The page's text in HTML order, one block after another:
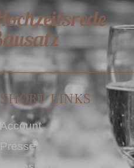
SHORT LINKS
Account
Presse